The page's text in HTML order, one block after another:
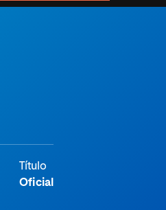
Título
Oficial